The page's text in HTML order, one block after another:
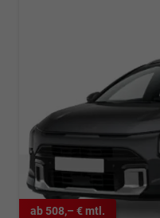
ab 508,– € mtl.